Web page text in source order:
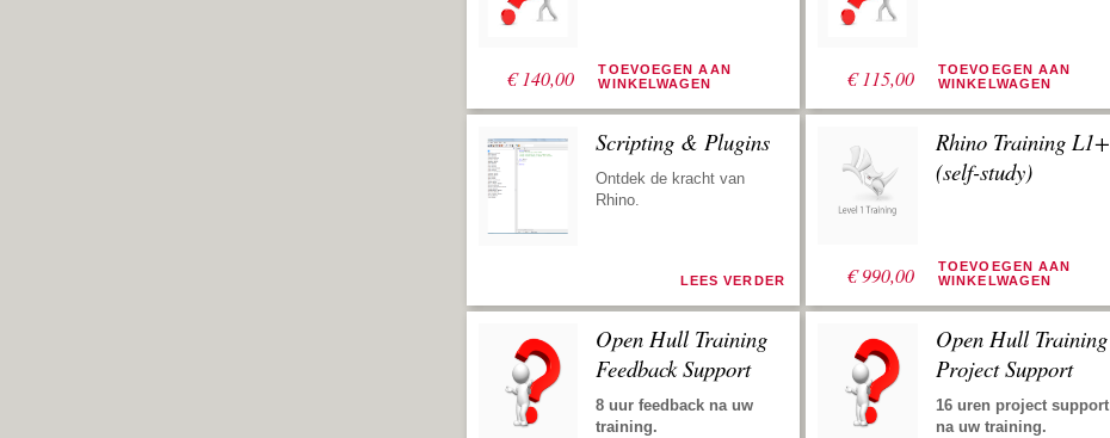
€140,00
TOEVOEGEN AAN
WINKELWAGEN
€115,00
TOEVOEGEN AAN
WINKELWAGEN
Scripting & Plugins
Ontdek de kracht van
Rhino.
LEES VERDER €990,00
Rhino Training L1+
(self-study)
TOEVOEGEN AAN
WINKELWAGEN
Open Hull Training
Feedback Support
8 uur feedback na uw
training.
Open Hull Training
Project Support
16 uren project support
na uw training.